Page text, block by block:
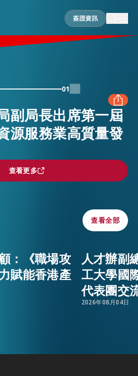
簽證資訊
簽證資訊
01
FACEBOOK
LINKEDIN
WECHAT
EMAIL
副局長出席第一屆
源服務業高質量發
查看更多
查看更多
查看全部
查看全部
：《職場攻
賦能香港產
人才辦副
工大學國
代表團交
2026年08月04日